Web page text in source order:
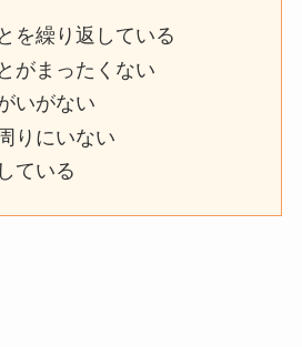
を繰り返している
がまったくない
いがない
りにいない
ている